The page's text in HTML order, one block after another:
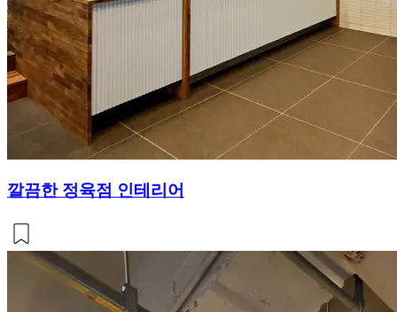
깔끔한 정육점 인테리어